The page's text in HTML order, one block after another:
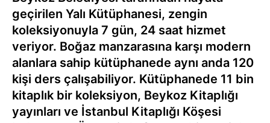
geçirilen Yalı Kütüphanesi, zengin
koleksiyonuyla 7 gün, 24 saat hizmet
veriyor. Boğaz manzarasına karşı modern
alanlara sahip kütüphanede aynı anda 120
kişi ders çalışabiliyor. Kütüphanede 11 bin
kitaplık bir koleksiyon, Beykoz Kitaplığı
yayınları ve İstanbul Kitaplığı Köşesi